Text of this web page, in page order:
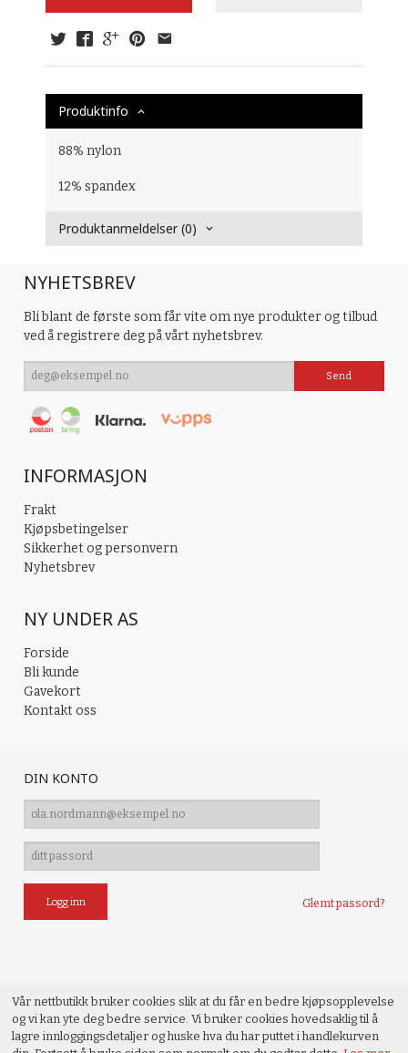
Produktinfo
88% nylon
12% spandex
Produktanmeldelser (0)
NYHETSBREV
Bli blant de første som får vite om nye produkter og tilbud
ved å registrere deg på vårt nyhetsbrev.
INFORMASJON
Frakt
Kjøpsbetingelser
Sikkerhet og personvern
Nyhetsbrev
NY UNDER AS
Forside
Bli kunde
Gavekort
Kontakt oss
DIN KONTO
Glemt passord?
Vår nettbutikk bruker cookies slik at du får en bedre kjøpsopplevelse
og vi kan yte deg bedre service. Vi bruker cookies hovedsaklig til å
lagre innloggingsdetaljer og huske hva du har puttet i handlekurven